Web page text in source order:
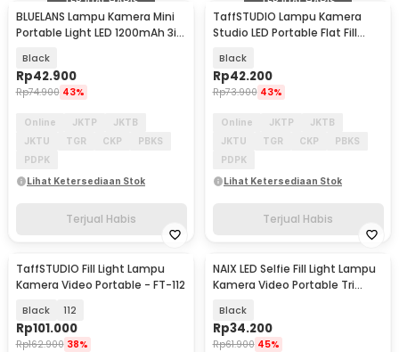
BLUELANS Lampu Kamera Mini
Portable Light LED 1200mAh 3in1
Black
Rp42.900
Rp74.900 43%
Online JKTP
JKTB
JKTU
TGR CKP
PBKS
PDPK
Lihat Ketersediaan Stok
Terjual Habis
TaffSTUDIO Lampu Kamera
Studio LED Portable Flat Fill
Black
Rp42.200
Rp73.900 43%
Online JKTP
JKTB
JKTU
TGR CKP
PBKS
PDPK
Lihat Ketersediaan Stok
Terjual Habis
TaffSTUDIO Fill Light Lampu
Kamera Video Portable - FT-112
Black 112
Rp101.000
Rp162.900 38%
NAIX LED Selfie Fill Light Lampu
Kamera Video Portable Tri
Black
Rp34.200
Rp61.900 45%